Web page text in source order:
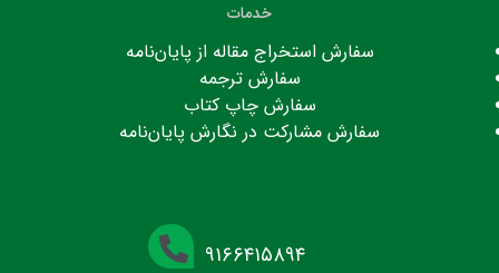
خدمات
سفارش استخراج مقاله از پایان‌نامه
سفارش ترجمه
سفارش چاپ کتاب
سفارش مشارکت در نگارش پایان‌نامه
۹۱۶۶۴۱۵۸۹۴